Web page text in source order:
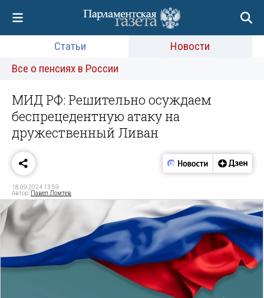
Статьи
Новости
Все о пенсиях в России
МИД РФ: Решительно осуждаем
беспрецедентную атаку на
дружественный Ливан
18.09.2024 13:59
Автор: Павел Ломтев